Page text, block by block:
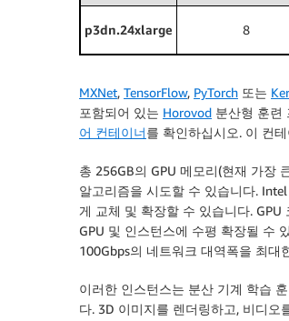
p3dn.24xlarge 8
MXNet, TensorFlow, PyTorch 또는
포함되어 있는 Horovod 분산형 훈련
어 컨테이너를 확인하십시오. 이 컨
총 256GB의 GPU 메모리(현재 가장
알고리즘을 시도할 수 있습니다. Intel
게 교체 및 확장할 수 있습니다. GPU
GPU 및 인스턴스에 수평 확장될 수
100Gbps의 네트워크 대역폭을 최대
이러한 인스턴스는 분산 기계 학습
다. 3D 이미지를 렌더링하고, 비디